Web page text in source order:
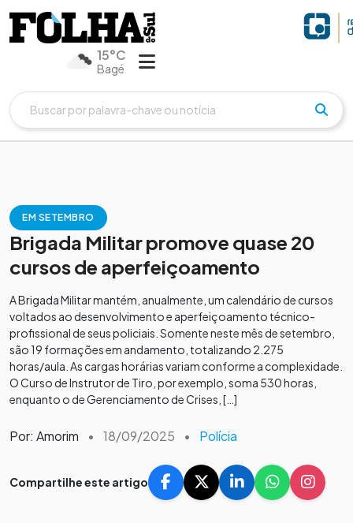
15°C
Bagé
EM SETEMBRO
Brigada Militar promove quase 20
cursos de aperfeiçoamento
A Brigada Militar mantém, anualmente, um calendário de cursos
voltados ao desenvolvimento e aperfeiçoamento técnico-
profissional de seus policiais. Somente neste mês de setembro,
são 19 formações em andamento, totalizando 2.275
horas/aula. As cargas horárias variam conforme a complexidade.
O Curso de Instrutor de Tiro, por exemplo, soma 530 horas,
enquanto o de Gerenciamento de Crises, […]
Por: Amorim • 18/09/2025 • Polícia
Compartilhe este artigo